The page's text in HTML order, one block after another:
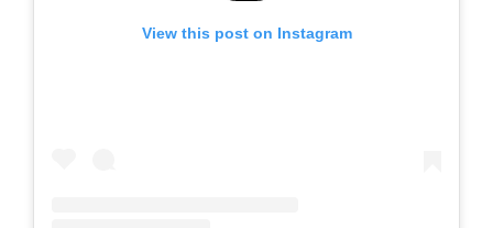
View this post on Instagram